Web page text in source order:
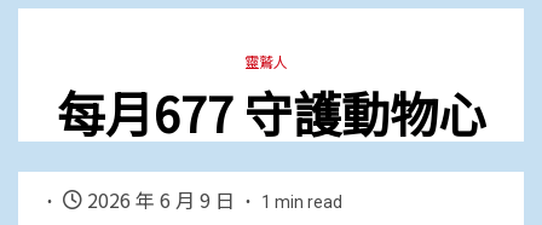
靈鷲人
每月677 守護動物心
2026 年 6 月 9 日 1 min read